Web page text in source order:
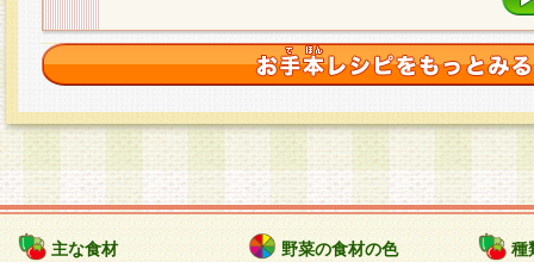
主な食材 野菜の食材の色 種